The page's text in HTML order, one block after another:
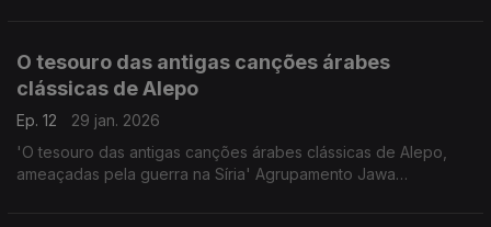
O tesouro das antigas canções árabes
clássicas de Alepo
Ep. 12
29 jan. 2026
'O tesouro das antigas canções árabes clássicas de Alepo,
ameaçadas pela guerra na Síria' Agrupamento Jawa